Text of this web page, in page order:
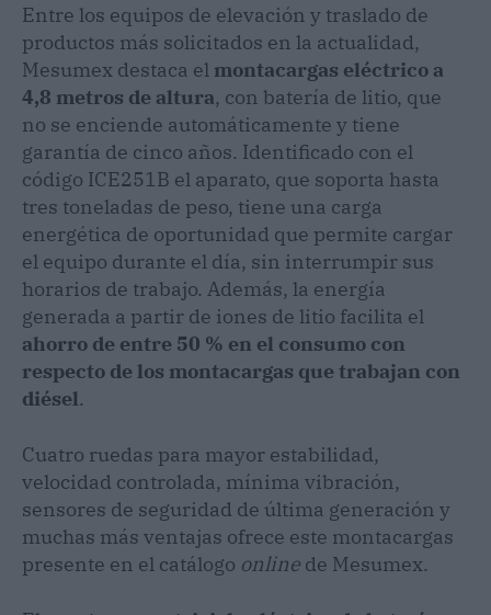
Entre los equipos de elevación y traslado de
productos más solicitados en la actualidad,
Mesumex destaca el montacargas eléctrico a
4,8 metros de altura, con batería de litio, que
no se enciende automáticamente y tiene
garantía de cinco años. Identificado con el
código ICE251B el aparato, que soporta hasta
tres toneladas de peso, tiene una carga
energética de oportunidad que permite cargar
el equipo durante el día, sin interrumpir sus
horarios de trabajo. Además, la energía
generada a partir de iones de litio facilita el
ahorro de entre 50 % en el consumo con
respecto de los montacargas que trabajan con
diésel.
Cuatro ruedas para mayor estabilidad,
velocidad controlada, mínima vibración,
sensores de seguridad de última generación y
muchas más ventajas ofrece este montacargas
presente en el catálogo online de Mesumex.